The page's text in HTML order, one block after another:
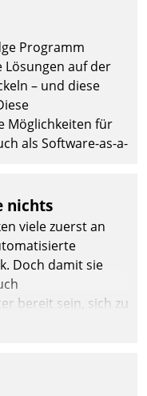
Programm
auf der
– und diese
Möglichkeiten für
als Software-as-a-
nichts
viele zuerst an
Doch damit sie
bereit sein, sich zu
werden sie an ihr